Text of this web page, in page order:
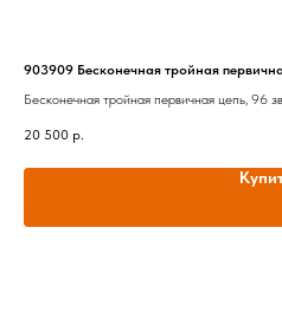
903909 Бесконечная тройная
Бесконечная тройная первичная цепь, 96
20 500 р.